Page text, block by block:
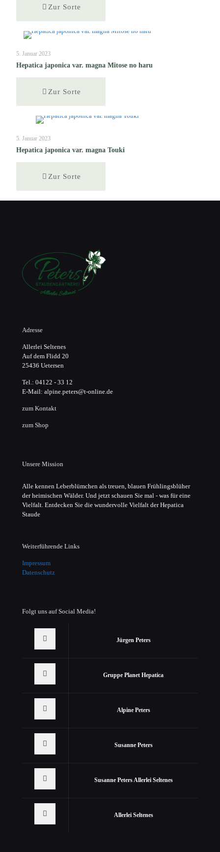
Zur Sorte
5. Januar 2023
Hepatica japonica var. magna Mitose no haru
Zur Sorte
5. Januar 2023
Hepatica japonica var. magna Touki
Zur Sorte
Adresse
Allerlei Seltenes
Auf dem Flidd 20
25436 Uetersen
Tel.: 04122 - 33 12
E-Mail: alpine.peters@t-online.de
zum Kontakt
zum Shop
Unsere Mission
Alle kennen Leberblümchen als treuen, blauen Frühlingsblüher
der heimischen Wälder. Und jetzt schauen Sie mal - was für eine
Vielfalt. Entdecken Sie die wundervolle Vielfalt der Hepatica
Staude
Weiterführende Links
Impressum
Datenschutz
Folgt uns auf Social Media!
Jürgen Peters
Gruppe Planet Hepatica
Alpine Peters
Susanne Peters
Susanne Peters Allerlei Seltenes
Allerlei Seltenes